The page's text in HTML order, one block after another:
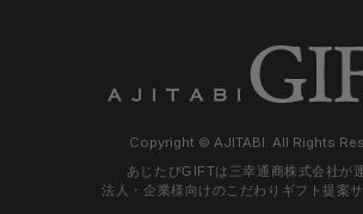
Copyright © AJITABI. All Rights
あじたびGIFTは三幸通商株式会社が
法人・企業様向けのこだわりギフト提案サ